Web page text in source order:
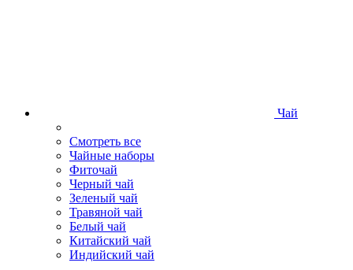
Чай
Смотреть все
Чайные наборы
Фиточай
Черный чай
Зеленый чай
Травяной чай
Белый чай
Китайский чай
Индийский чай